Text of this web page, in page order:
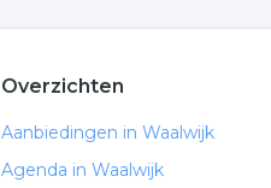
Overzichten
Aanbiedingen in Waalwijk
Agenda in Waalwijk